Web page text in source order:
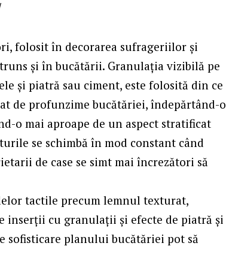
folosit în decorarea sufrageriilor și
și în bucătării. Granulația vizibilă pe
și piatră sau ciment, este folosită din ce
de profunzime bucătăriei, îndepărtând-o
o mai aproape de un aspect stratificat
se schimbă în mod constant când
de case se simt mai încrezători să
tactile precum lemnul texturat,
inserții cu granulații și efecte de piatră și
sofisticare planului bucătăriei pot să